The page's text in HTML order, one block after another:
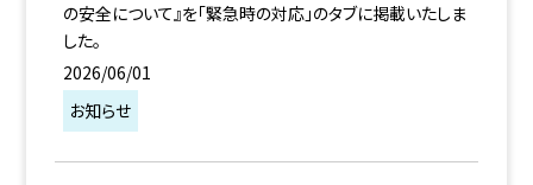
の安全について』を「緊急時の対応」のタブに掲載いたしま
した。
2026/06/01
お知らせ